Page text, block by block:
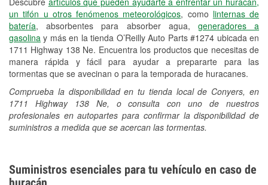
un tifón u otros fenómenos meteorológicos, como linternas de
batería, absorbentes para absorber agua, generadores a
gasolina y más en la tienda O’Reilly Auto Parts #1274 ubicada en
1711 Highway 138 Ne. Encuentra los productos que necesitas de
manera rápida y fácil para ayudar a prepararte para las
tormentas que se avecinan o para la temporada de huracanes.
Comprueba la disponibilidad en tu tienda local de Conyers, en
1711 Highway 138 Ne, o consulta con uno de nuestros
profesionales en autopartes para confirmar la disponibilidad de
suministros a medida que se acercan las tormentas.
Suministros esenciales para tu vehículo en caso de